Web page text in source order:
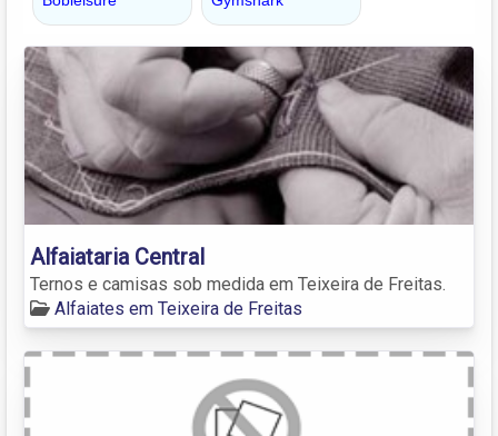
Alfaiataria Central
Ternos e camisas sob medida em Teixeira de Freitas.
Alfaiates em Teixeira de Freitas